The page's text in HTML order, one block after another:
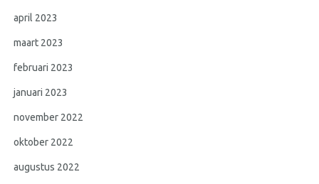
april 2023
maart 2023
februari 2023
januari 2023
november 2022
oktober 2022
augustus 2022